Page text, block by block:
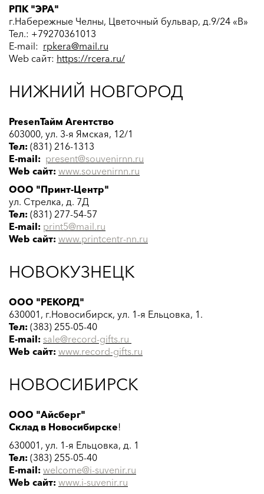
РПК "ЭРА"
г.Набережные Челны, Цветочный бульвар, д.9/24 «В»
Тел.: +79270361013
E-mail: rpkera@mail.ru
Web сайт: https://rcera.ru/
НИЖНИЙ НОВГОРОД
PresenТайм Агентство
603000, ул. 3-я Ямская, 12/1
Тел: (831) 216-1313
E-mail: present@souvenirnn.ru
Web сайт: www.souvenirnn.ru
ООО "Принт-Центр"
ул. Стрелка, д. 7Д
Тел: (831) 277-54-57
E-mail: print5@mail.ru
Web сайт: www.printcentr-nn.ru
НОВОКУЗНЕЦК
ООО "РЕКОРД"
630001, г.Новосибирск, ул. 1-я Ельцовка, 1.
Тел: (383) 255-05-40
E-mail: sale@record-gifts.ru
Web сайт: www.record-gifts.ru
НОВОСИБИРСК
ООО "Айсберг"
Склад в Новосибирске!
630001, ул. 1-я Ельцовка, д. 1
Тел: (383) 255-05-40
E-mail: welcome@i-suvenir.ru
Web сайт: www.i-suvenir.ru